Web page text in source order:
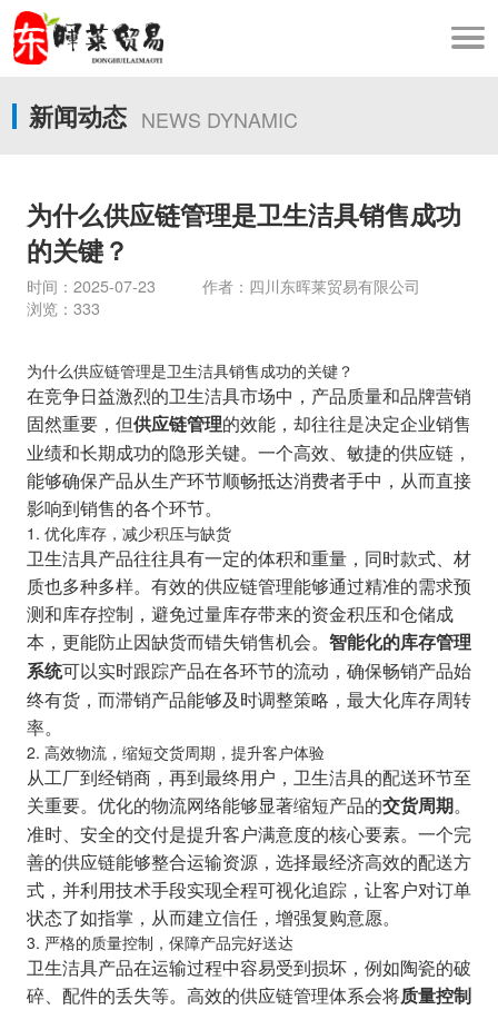
新闻动态 NEWS DYNAMIC
为什么供应链管理是卫生洁具销售成功
的关键？
时间：2025-07-23 作者：四川东晖莱贸易有限公司
浏览：333
为什么供应链管理是卫生洁具销售成功的关键？
在竞争日益激烈的卫生洁具市场中，产品质量和品牌营销
固然重要，但供应链管理的效能，却往往是决定企业销售
业绩和长期成功的隐形关键。一个高效、敏捷的供应链，
能够确保产品从生产环节顺畅抵达消费者手中，从而直接
影响到销售的各个环节。
1. 优化库存，减少积压与缺货
卫生洁具产品往往具有一定的体积和重量，同时款式、材
质也多种多样。有效的供应链管理能够通过精准的需求预
测和库存控制，避免过量库存带来的资金积压和仓储成
本，更能防止因缺货而错失销售机会。 智能化的库存管理
系统可以实时跟踪产品在各环节的流动，确保畅销产品始
终有货，而滞销产品能够及时调整策略，最大化库存周转
率。
2. 高效物流，缩短交货周期，提升客户体验
从工厂到经销商，再到最终用户，卫生洁具的配送环节至
关重要。优化的物流网络能够显著缩短产品的交货周期。
准时、安全的交付是提升客户满意度的核心要素。一个完
善的供应链能够整合运输资源，选择最经济高效的配送方
式，并利用技术手段实现全程可视化追踪，让客户对订单
状态了如指掌，从而建立信任，增强复购意愿。
3. 严格的质量控制，保障产品完好送达
卫生洁具产品在运输过程中容易受到损坏，例如陶瓷的破
碎、配件的丢失等。高效的供应链管理体系会将质量控制